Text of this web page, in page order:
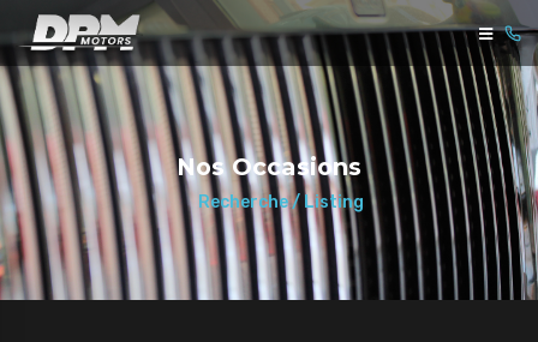
Nos Occasions
Recherche / Listing